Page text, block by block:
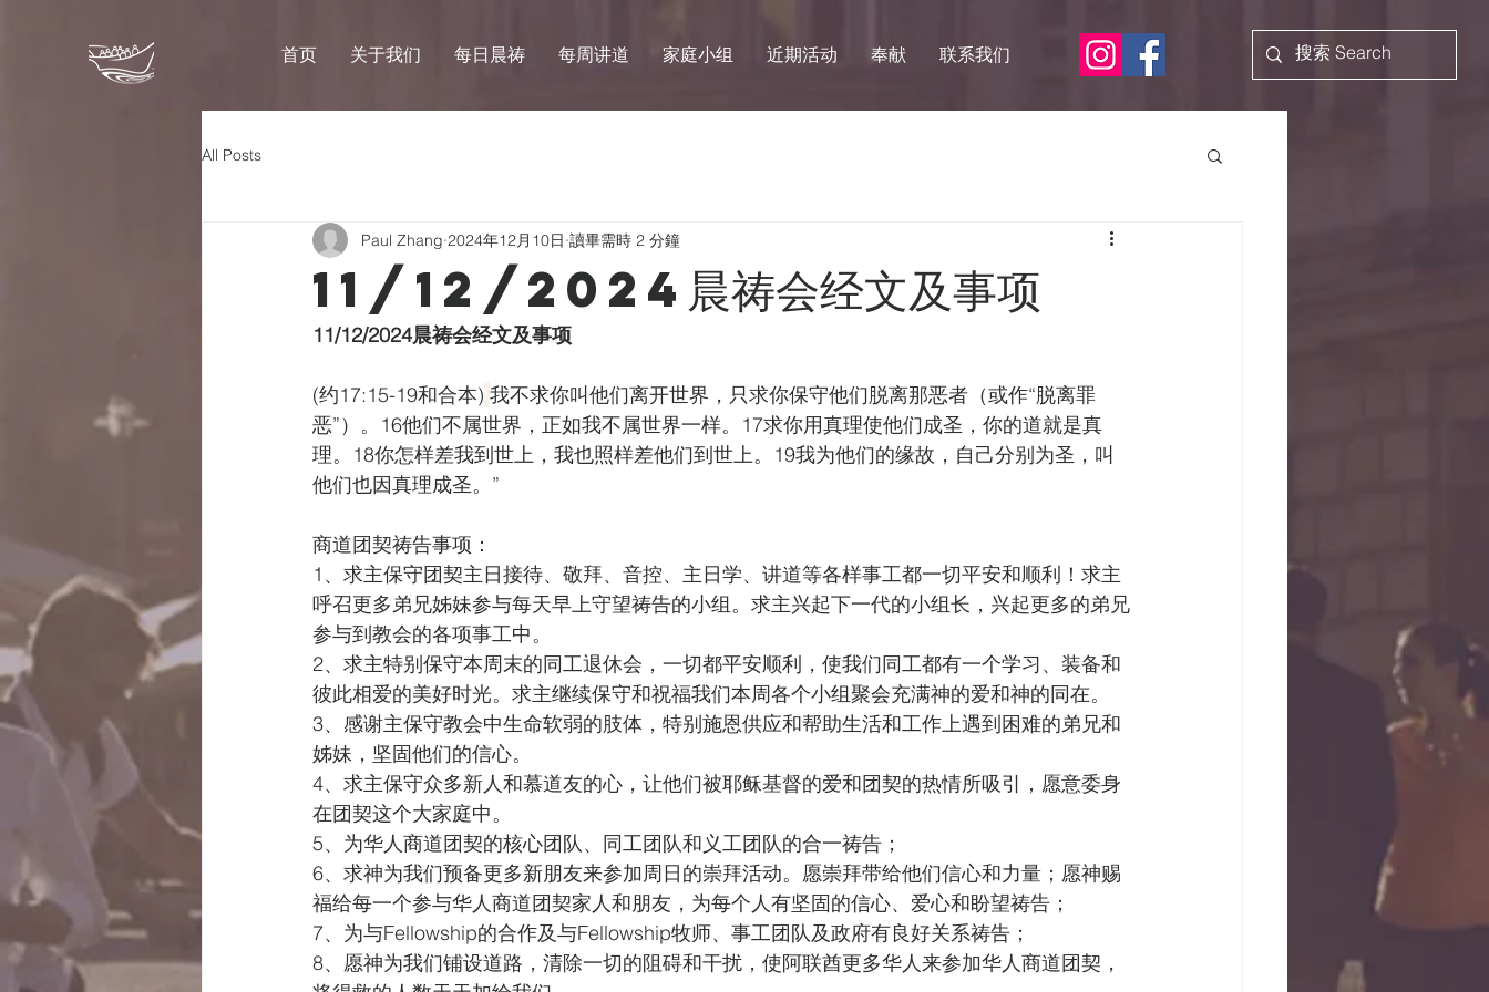
首页 关于我们 每日晨祷 每周讲道 家庭小组 近期活动 奉献 联系我们
All Posts
11/12/2024晨祷会经文及事项
Paul Zhang 2024年12月10日 讀畢需時 2 分鐘
11/12/2024晨祷会经文及事项
(约17:15-19和合本) 我不求你叫他们离开世界，只求你保守他们脱离那恶者（或作“脱离罪
恶”）。16他们不属世界，正如我不属世界一样。17求你用真理使他们成圣，你的道就是真
理。18你怎样差我到世上，我也照样差他们到世上。19我为他们的缘故，自己分别为圣，叫
他们也因真理成圣。”
商道团契祷告事项：
1、求主保守团契主日接待、敬拜、音控、主日学、讲道等各样事工都一切平安和顺利！求主
呼召更多弟兄姊妹参与每天早上守望祷告的小组。求主兴起下一代的小组长，兴起更多的弟兄
参与到教会的各项事工中。
2、求主特别保守本周末的同工退休会，一切都平安顺利，使我们同工都有一个学习、装备和
彼此相爱的美好时光。求主继续保守和祝福我们本周各个小组聚会充满神的爱和神的同在。
3、感谢主保守教会中生命软弱的肢体，特别施恩供应和帮助生活和工作上遇到困难的弟兄和
姊妹，坚固他们的信心。
4、求主保守众多新人和慕道友的心，让他们被耶稣基督的爱和团契的热情所吸引，愿意委身
在团契这个大家庭中。
5、为华人商道团契的核心团队、同工团队和义工团队的合一祷告；
6、求神为我们预备更多新朋友来参加周日的崇拜活动。愿崇拜带给他们信心和力量；愿神赐
福给每一个参与华人商道团契家人和朋友，为每个人有坚固的信心、爱心和盼望祷告；
7、为与Fellowship的合作及与Fellowship牧师、事工团队及政府有良好关系祷告；
8、愿神为我们铺设道路，清除一切的阻碍和干扰，使阿联酋更多华人来参加华人商道团契，